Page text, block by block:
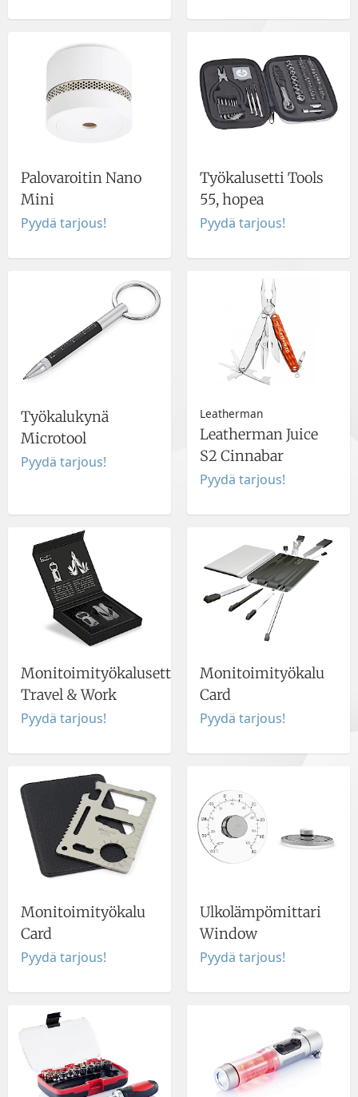
Palovaroitin Nano
Mini
Pyydä tarjous!
Työkalusetti Tools
55, hopea
Pyydä tarjous!
Työkalukynä
Microtool
Pyydä tarjous!
Leatherman
Leatherman Juice
S2 Cinnabar
Pyydä tarjous!
Monitoimityökalusetti
Travel & Work
Pyydä tarjous!
Monitoimityökalu
Card
Pyydä tarjous!
Monitoimityökalu
Card
Pyydä tarjous!
Ulkolämpömittari
Window
Pyydä tarjous!